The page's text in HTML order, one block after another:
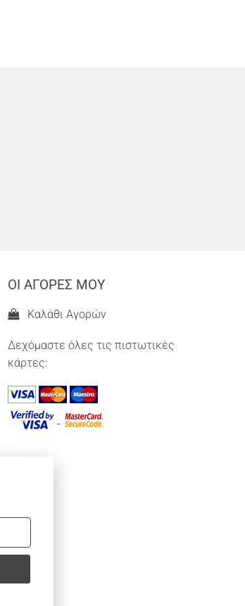
ΟΙ ΑΓΟΡΕΣ ΜΟΥ
Καλάθι Αγορών
Δεχόμαστε όλες τις πιστωτικές
κάρτες: